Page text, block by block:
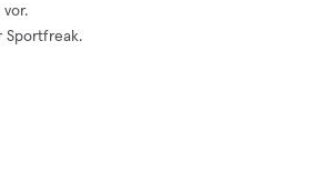
Sportfreak.